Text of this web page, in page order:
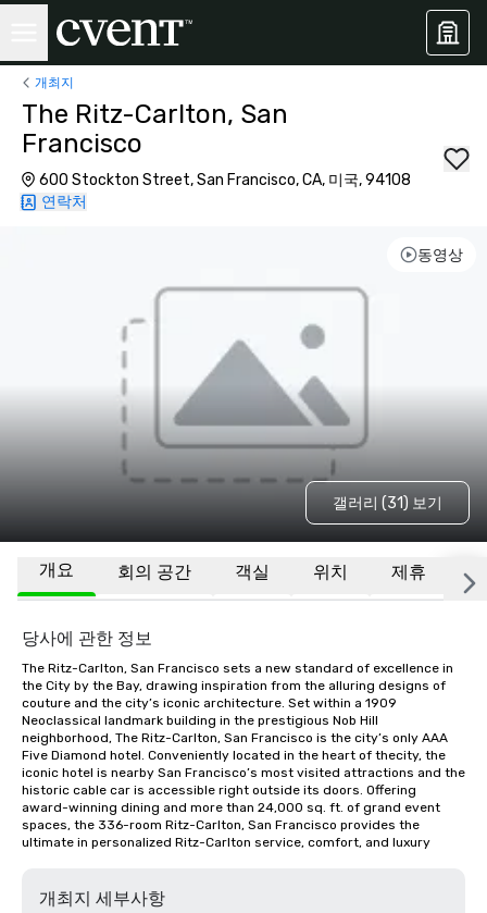
개최지
The Ritz-Carlton, San
Francisco
600 Stockton Street, San Francisco, CA, 미국, 94108
연락처
동영상
갤러리 (31) 보기
개요 회의 공간 객실 위치 제휴
당사에 관한 정보
The Ritz-Carlton, San Francisco sets a new standard of excellence in
the City by the Bay, drawing inspiration from the alluring designs of
couture and the city’s iconic architecture. Set within a 1909
Neoclassical landmark building in the prestigious Nob Hill
neighborhood, The Ritz-Carlton, San Francisco is the city’s only AAA
Five Diamond hotel. Conveniently located in the heart of thecity, the
iconic hotel is nearby San Francisco’s most visited attractions and the
historic cable car is accessible right outside its doors. Offering
award-winning dining and more than 24,000 sq. ft. of grand event
spaces, the 336-room Ritz-Carlton, San Francisco provides the
ultimate in personalized Ritz-Carlton service, comfort, and luxury
개최지 세부사항